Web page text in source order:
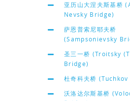
亚历山大涅夫斯基桥
Nevsky Bridge)
萨恩普索尼耶夫桥
(Sampsonievsky
圣三一桥 (Troitsky
Bridge)
杜奇科夫桥
沃洛达尔斯基桥